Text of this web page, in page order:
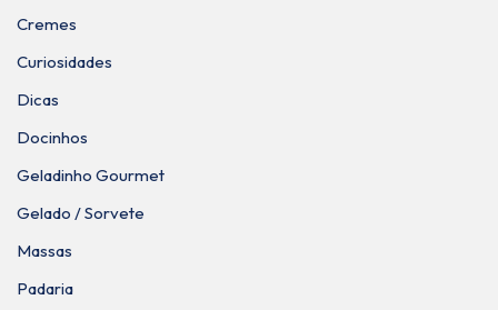
Cremes
Curiosidades
Dicas
Docinhos
Geladinho Gourmet
Gelado / Sorvete
Massas
Padaria